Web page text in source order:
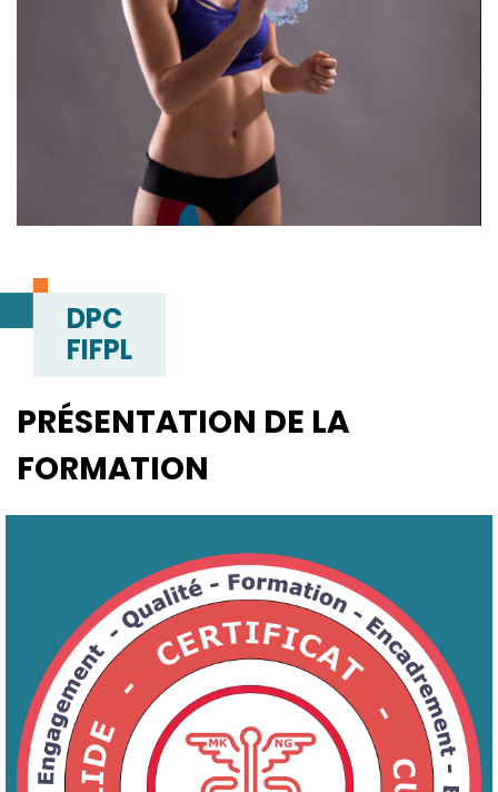
DPC
FIFPL
PRÉSENTATION DE LA
FORMATION